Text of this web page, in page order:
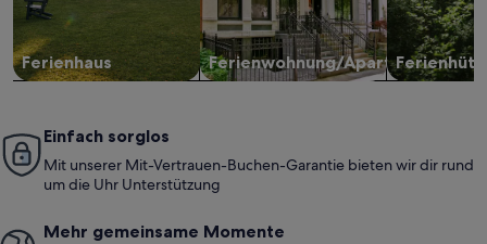
Ferienhaus Ferienwohnung/Apartment
Einfach sorglos
Mit unserer Mit-Vertrauen-Buchen-Garantie bieten wir dir rund
um die Uhr Unterstützung
Mehr gemeinsame Momente